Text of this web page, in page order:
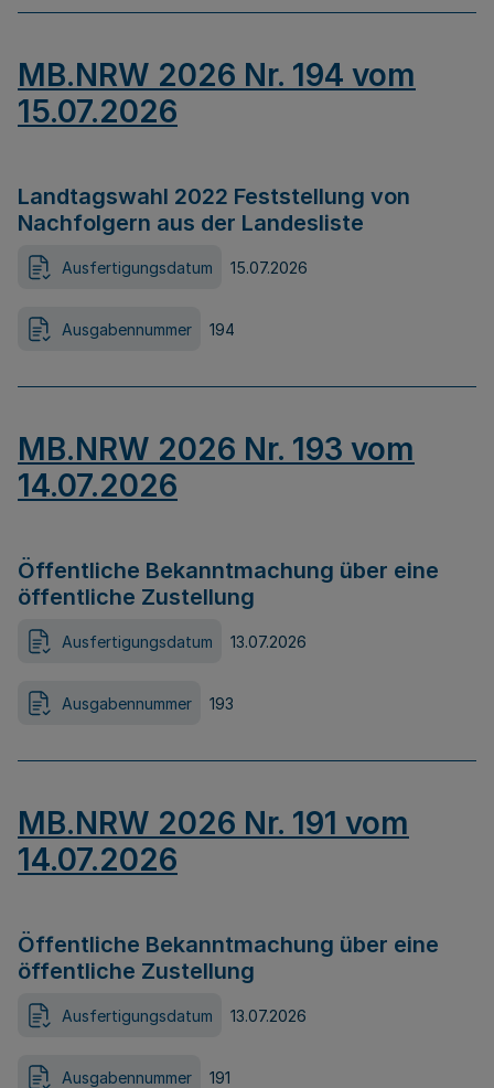
MB.NRW 2026 Nr. 194 vom
15.07.2026
Landtagswahl 2022 Feststellung von
Nachfolgern aus der Landesliste
Ausfertigungsdatum 15.07.2026
Ausgabennummer 194
MB.NRW 2026 Nr. 193 vom
14.07.2026
Öffentliche Bekanntmachung über eine
öffentliche Zustellung
Ausfertigungsdatum 13.07.2026
Ausgabennummer 193
MB.NRW 2026 Nr. 191 vom
14.07.2026
Öffentliche Bekanntmachung über eine
öffentliche Zustellung
Ausfertigungsdatum 13.07.2026
Ausgabennummer 191